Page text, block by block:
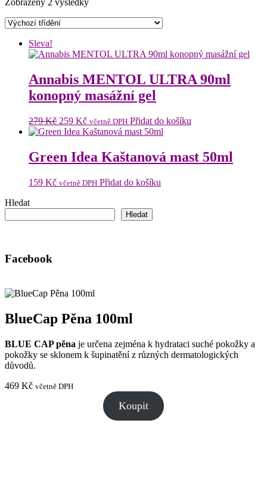
Zobrazeny 2 výsledky
Sleva!
Annabis MENTOL ULTRA 90ml
konopný masážní gel
279Kč Původní
cena
279 Kč.
259 KčAktuální
cena
259 Kč.
včetně DPH Přidat do košíku
Green Idea Kaštanová mast 50ml
159 Kč včetně DPH Přidat do košíku
Hledat
Hledat
Facebook
BlueCap Pěna 100ml
BLUE CAP pěna je určena zejména k hydrataci suché pokožky a
pokožky se sklonem k šupinatění z různých dermatologických
důvodů.
469 Kč včetně DPH
Koupit